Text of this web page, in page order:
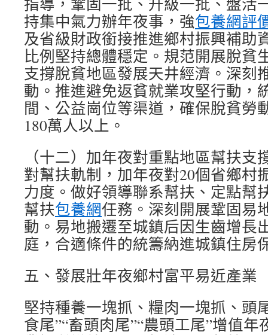
持集中氣力辦年夜事，強包養網評
及省級財政銜接推進鄉村振興補助
比例堅持總體穩定。規范開展脫貧
支撐脫貧地區發展天井經濟。深刻
動。推進避免返貧就業攻堅行動，
間、公益崗位等渠道，確保脫貧勞
180萬人以上。
（十二）加年夜對重點地區幫扶支
對幫扶軌制，加年夜對20個省鄉村
力度。做好領導聯系幫扶、定點幫
幫扶包養網任務。深刻開展鞏固易
動。易地搬遷至城鎮后因生齒增長
庭，合適條件的統籌納進城鎮住房
五、發展壯年夜鄉村富平易近產業
堅持種養一塊抓、糧肉一塊抓、頭
食尾”“畜頭肉尾”“農頭工尾”增值